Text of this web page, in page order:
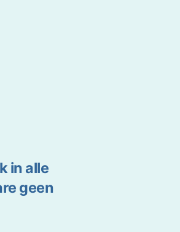
in alle
geen